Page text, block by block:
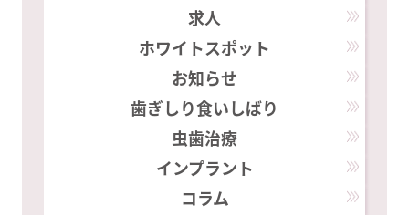
求人
ホワイトスポット
お知らせ
歯ぎしり食いしばり
虫歯治療
インプラント
コラム